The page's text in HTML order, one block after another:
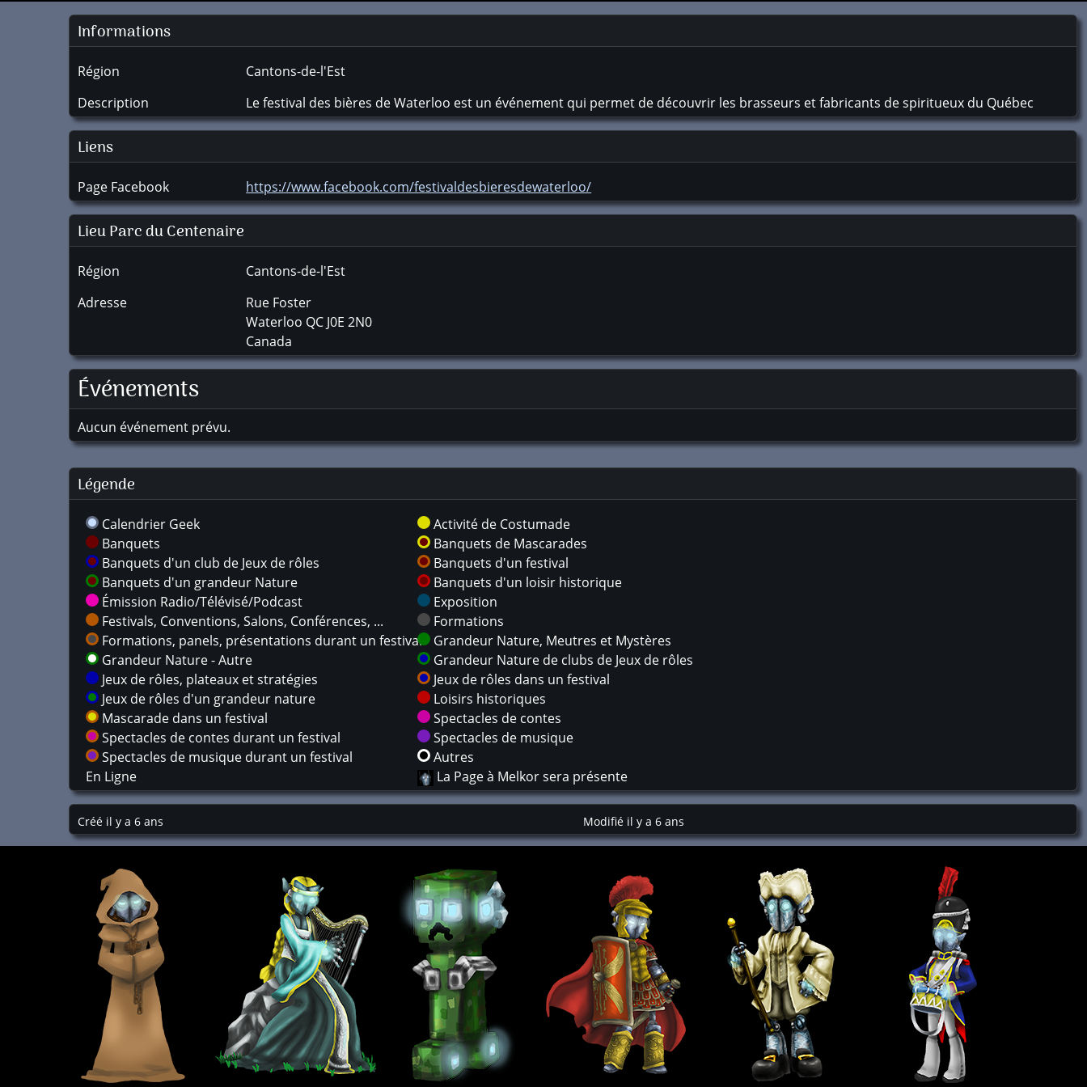
Informations
Région
Cantons-de-l'Est
Description
Le festival des bières de Waterloo est un événement qui permet de découvrir les brasseurs et fabricants de spiritueux du Québec
Liens
Page Facebook https://www.facebook.com/festivaldesbieresdewaterloo/
Lieu Parc du Centenaire
Région
Cantons-de-l'Est
Adresse
Rue Foster
Waterloo QC J0E 2N0
Canada
Événements
Aucun événement prévu.
Légende
Calendrier Geek
Activité de Costumade
Banquets
Banquets de Mascarades
Banquets d'un club de Jeux de rôles
Banquets d'un festival
Banquets d'un grandeur Nature
Banquets d'un loisir historique
Émission Radio/Télévisé/Podcast
Exposition
Festivals, Conventions, Salons, Conférences, ...
Formations
Formations, panels, présentations durant un festival
Grandeur Nature, Meutres et Mystères
Grandeur Nature - Autre
Grandeur Nature de clubs de Jeux de rôles
Jeux de rôles, plateaux et stratégies
Jeux de rôles dans un festival
Jeux de rôles d'un grandeur nature
Loisirs historiques
Mascarade dans un festival
Spectacles de contes
Spectacles de contes durant un festival
Spectacles de musique
Spectacles de musique durant un festival
Autres
En Ligne
La Page à Melkor sera présente
Créé il y a 6 ans Modifié il y a 6 ans